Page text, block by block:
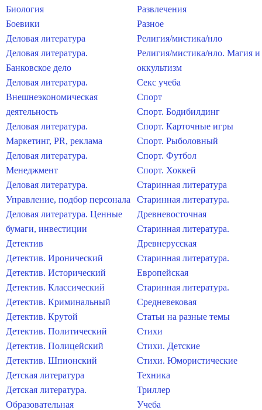
Биология
Боевики
Деловая литература
Деловая литература.
Банковское дело
Деловая литература.
Внешнеэкономическая
деятельность
Деловая литература.
Маркетинг, PR, реклама
Деловая литература.
Менеджмент
Деловая литература.
Управление, подбор персонала
Деловая литература. Ценные
бумаги, инвестиции
Детектив
Детектив. Иронический
Детектив. Исторический
Детектив. Классический
Детектив. Криминальный
Детектив. Крутой
Детектив. Политический
Детектив. Полицейский
Детектив. Шпионский
Детская литература
Детская литература.
Образовательная
Развлечения
Разное
Религия/мистика/нло
Религия/мистика/нло. Магия и
оккультизм
Секс учеба
Спорт
Спорт. Бодибилдинг
Спорт. Карточные игры
Спорт. Рыболовный
Спорт. Футбол
Спорт. Хоккей
Старинная литература
Старинная литература.
Древневосточная
Старинная литература.
Древнерусская
Старинная литература.
Европейская
Старинная литература.
Средневековая
Статьи на разные темы
Стихи
Стихи. Детские
Стихи. Юмористические
Техника
Триллер
Учеба